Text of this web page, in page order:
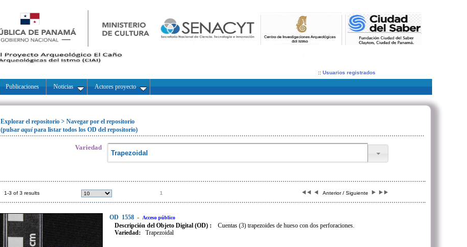
:: Usuarios registrados
Publicaciones Noticias Actores proyecto
Explorar el repositorio > Navegar por el repositorio
(pulsar aquípara listar todos los OD del repositorio)
Variedad
1-3 of 3 results 1 Anterior / Siguiente
OD 1558 - Acceso público
Descripción del Objeto Digital (OD) :
Cuentas (3) trapezoides de hueso con dos perforaciones.
Variedad: Trapezoidal